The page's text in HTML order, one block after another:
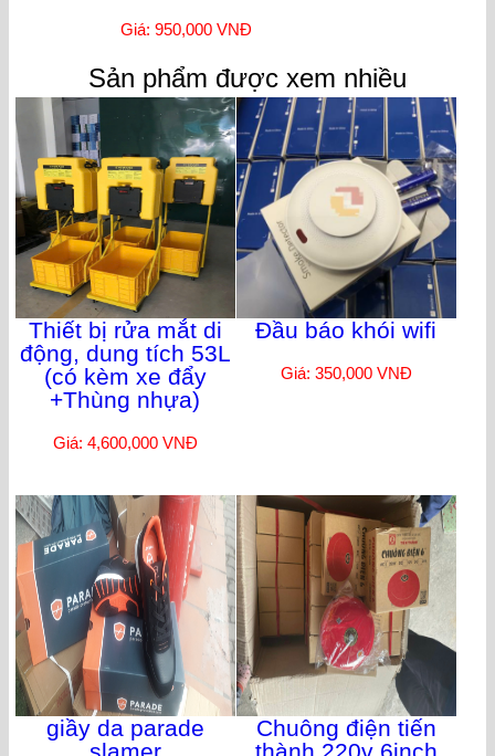
Giá: 950,000 VNĐ
Sản phẩm được xem nhiều
Thiết bị rửa mắt di
động, dung tích 53L
(có kèm xe đẩy
+Thùng nhựa)
Giá: 4,600,000 VNĐ
Đầu báo khói wifi
Giá: 350,000 VNĐ
giầy da parade
Chuông điện tiến